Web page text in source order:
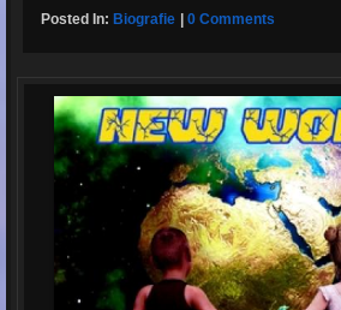
Posted In: Biografie |0 Comments